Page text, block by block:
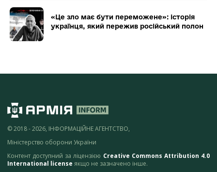
«Це зло має бути переможене»: історія
українця, який пережив російський полон
© 2018 - 2026, ІНФОРМАЦІЙНЕ АГЕНТСТВО,
Міністерство оборони України
Контент доступний за ліцензією Creative Commons Attribution 4.0
International license якщо не зазначено інше.